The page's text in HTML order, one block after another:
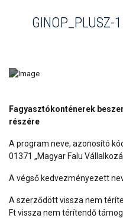
Fagyasztókonténerek
részére
A program neve, azonosító
01371 „Magyar Falu
A végső kedvezményezett
A szerződött vissza nem
Ft vissza nem térítendő